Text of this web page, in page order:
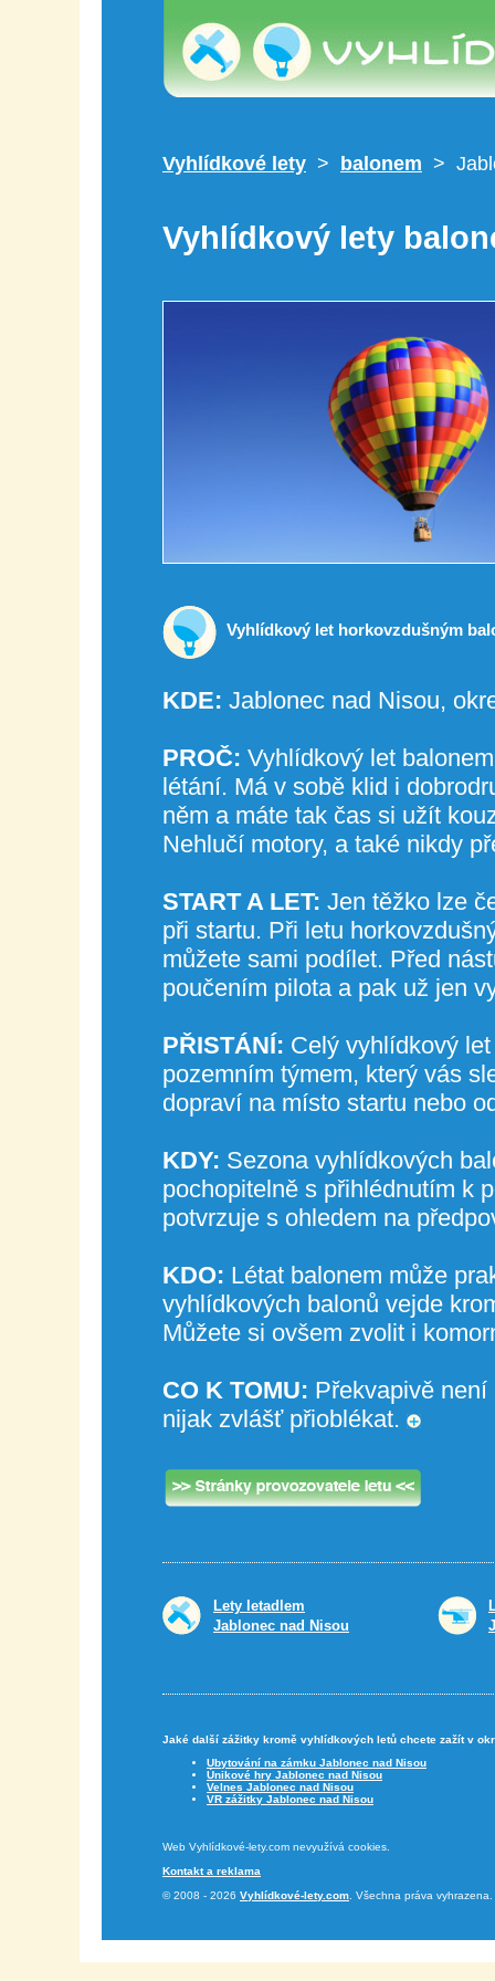
Vyhlídkové lety > balonem >
Vyhlídkový lety
Vyhlídkový let horkovzdušným
KDE: Jablonec nad Nisou,
PROČ: Vyhlídkový let
létání. Má v sobě klid i
něm a máte tak čas si užít
Nehlučí motory, a také nikdy
START A LET: Jen těžko lze
při startu. Při letu
můžete sami podílet. Před
poučením pilota a pak už jen
PŘISTÁNÍ: Celý vyhlídkový
pozemním týmem, který vás
dopraví na místo startu nebo
KDY: Sezona vyhlídkových
pochopitelně s přihlédnutím k
potvrzuje s ohledem na
KDO: Létat balonem může
vyhlídkových balonů vejde
Můžete si ovšem zvolit i
CO K TOMU: Překvapivě
nijak zvlášť přioblékat.
Lety letadlem
Jablonec nad Nisou
Jaké další zážitky kromě vyhlídkových letů chcete zažít v
Ubytování na zámku Jablonec nad Nisou
Únikové hry Jablonec nad Nisou
Velnes Jablonec nad Nisou
VR zážitky Jablonec nad Nisou
Web Vyhlídkové-lety.com nevyužívá cookies.
Kontakt a reklama
© 2008 - 2026 Vyhlídkové-lety.com . Všechna práva vyhrazena.